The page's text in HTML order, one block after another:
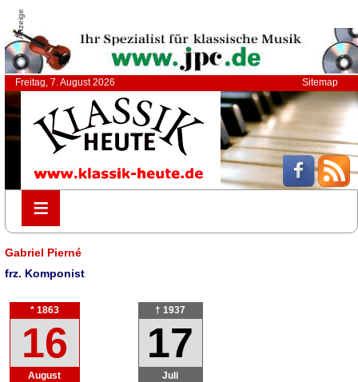
Anzeige
Freitag, 7. August 2026 Sitemap
≡
≡
Gabriel Pierné
frz. Komponist
* 1863
16
August
† 1937
17
Juli